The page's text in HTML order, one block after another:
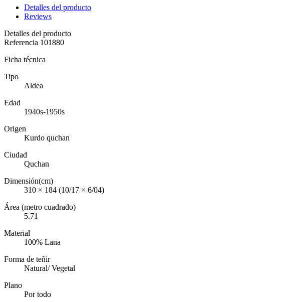
Detalles del producto
Reviews
Detalles del producto
Referencia 101880
Ficha técnica
Tipo
Aldea
Edad
1940s-1950s
Origen
Kurdo quchan
Ciudad
Quchan
Dimensión(cm)
310 × 184 (10/17 × 6/04)
Área (metro cuadrado)
5.71
Material
100% Lana
Forma de teñir
Natural/ Vegetal
Plano
Por todo